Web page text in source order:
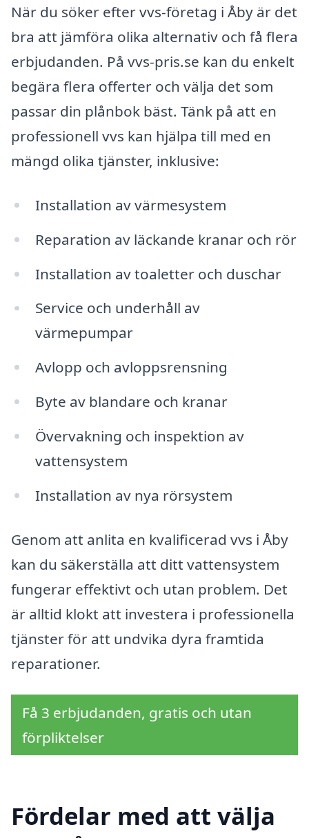
När du söker efter vvs-företag i Åby är det
bra att jämföra olika alternativ och få flera
erbjudanden. På vvs-pris.se kan du enkelt
begära flera offerter och välja det som
passar din plånbok bäst. Tänk på att en
professionell vvs kan hjälpa till med en
mängd olika tjänster, inklusive:
Installation av värmesystem
Reparation av läckande kranar och rör
Installation av toaletter och duschar
Service och underhåll av
värmepumpar
Avlopp och avloppsrensning
Byte av blandare och kranar
Övervakning och inspektion av
vattensystem
Installation av nya rörsystem
Genom att anlita en kvalificerad vvs i Åby
kan du säkerställa att ditt vattensystem
fungerar effektivt och utan problem. Det
är alltid klokt att investera i professionella
tjänster för att undvika dyra framtida
reparationer.
Få 3 erbjudanden, gratis och utan
förpliktelser
Fördelar med att välja